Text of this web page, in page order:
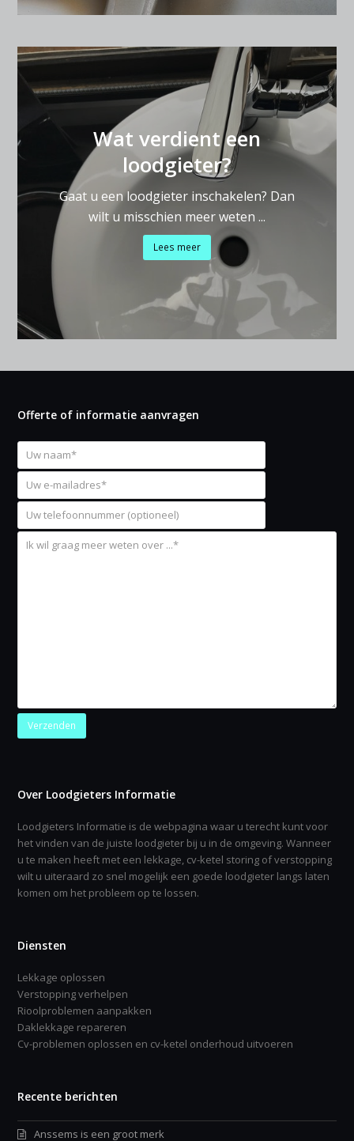
Wat verdient een
loodgieter?
Gaat u een loodgieter inschakelen? Dan
wilt u misschien meer weten ...
Lees meer
Offerte of informatie aanvragen
Over Loodgieters Informatie
Loodgieters Informatie is de webpagina waar u terecht kunt voor
het vinden van de juiste loodgieter bij u in de omgeving. Wanneer
u te maken heeft met een lekkage, cv-ketel storing of verstopping
wilt u uiteraard zo snel mogelijk een goede loodgieter langs laten
komen om het probleem op te lossen.
Diensten
Lekkage oplossen
Verstopping verhelpen
Rioolproblemen aanpakken
Daklekkage repareren
Cv-problemen oplossen en cv-ketel onderhoud uitvoeren
Recente berichten
Anssems is een groot merk